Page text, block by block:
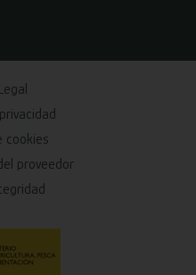
cookies
proveedor